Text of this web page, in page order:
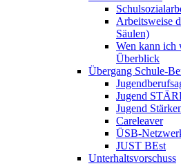
Arbeitsweise
Säulen)
Wen kann ich
Überblick
Übergang Schule-
Jugend
Jugend
Careleaver
ÜSB-
JUST BEst
Unterhaltsvorschuss